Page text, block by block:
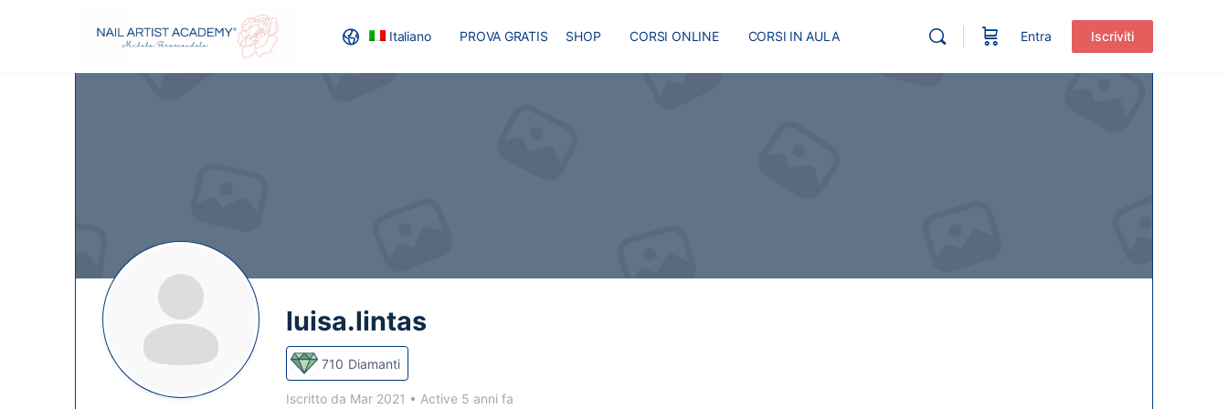
Italiano PROVA GRATIS SHOP CORSI ONLINE CORSI IN AULA Entra Iscriviti
luisa.lintas
710 Diamanti
Iscritto da Mar 2021 • Active 5 anni fa